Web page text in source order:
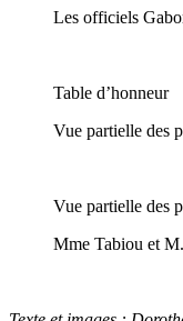
Les officiels
Table d’honneur
Vue partielle des
Vue partielle des
Mme Tabiou et